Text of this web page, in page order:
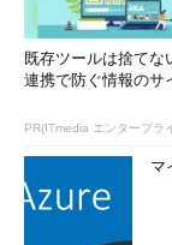
既存ツールは捨て
連携で防ぐ情報のサ
PR(ITmedia エンタープラ
マ